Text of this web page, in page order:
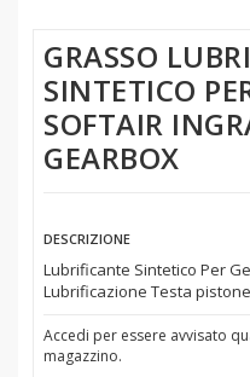
GRASSO
SINTETICO
SOFTAIR
GEARBOX
DESCRIZIONE
Lubrificante Sintetico Per
Lubrificazione Testa
Accedi per essere avvisato
magazzino.